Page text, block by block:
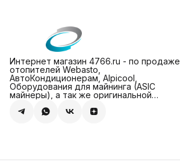
Интернет магазин 4766.ru - по продаже
отопителей Webasto,
АвтоКондиционерам, Alpicool,
Оборудования для майнинга (ASIC
майнеры), а так же оригинальной